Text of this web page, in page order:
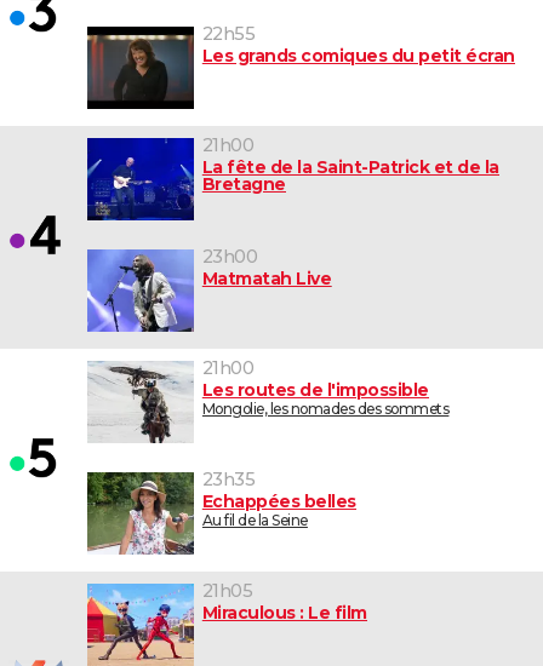
22h55
Les grands comiques du petit écran
21h00
La fête de la Saint-Patrick et de la
Bretagne
23h00
Matmatah Live
21h00
Les routes de l'impossible
Mongolie, les nomades des sommets
23h35
Echappées belles
Au fil de la Seine
21h05
Miraculous : Le film